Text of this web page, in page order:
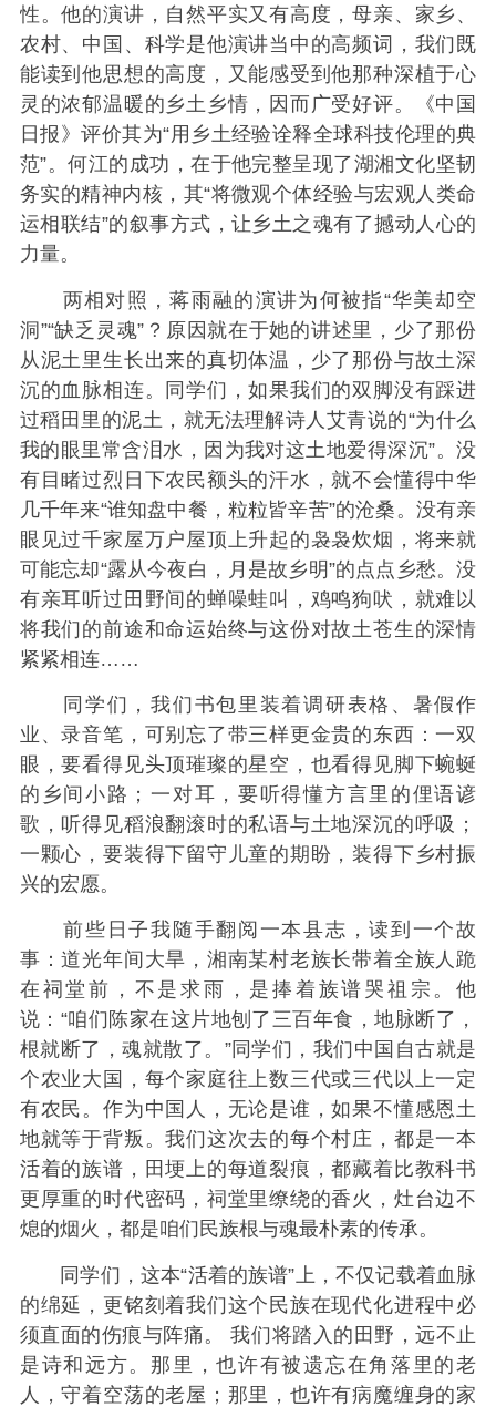
性。他的演讲，自然平实又有高度，母亲、家乡、
农村、中国、科学是他演讲当中的高频词，我们既
能读到他思想的高度，又能感受到他那种深植于心
灵的浓郁温暖的乡土乡情，因而广受好评。《中国
日报》评价其为“用乡土经验诠释全球科技伦理的典
范”。何江的成功，在于他完整呈现了湖湘文化坚韧
务实的精神内核，其“将微观个体经验与宏观人类命
运相联结”的叙事方式，让乡土之魂有了撼动人心的
力量。
两相对照，蒋雨融的演讲为何被指“华美却空
洞”“缺乏灵魂”？原因就在于她的讲述里，少了那份
从泥土里生长出来的真切体温，少了那份与故土深
沉的血脉相连。同学们，如果我们的双脚没有踩进
过稻田里的泥土，就无法理解诗人艾青说的“为什么
我的眼里常含泪水，因为我对这土地爱得深沉”。没
有目睹过烈日下农民额头的汗水，就不会懂得中华
几千年来“谁知盘中餐，粒粒皆辛苦”的沧桑。没有亲
眼见过千家屋万户屋顶上升起的袅袅炊烟，将来就
可能忘却“露从今夜白，月是故乡明”的点点乡愁。没
有亲耳听过田野间的蝉噪蛙叫，鸡鸣狗吠，就难以
将我们的前途和命运始终与这份对故土苍生的深情
紧紧相连……
同学们，我们书包里装着调研表格、暑假作
业、录音笔，可别忘了带三样更金贵的东西：一双
眼，要看得见头顶璀璨的星空，也看得见脚下蜿蜒
的乡间小路；一对耳，要听得懂方言里的俚语谚
歌，听得见稻浪翻滚时的私语与土地深沉的呼吸；
一颗心，要装得下留守儿童的期盼，装得下乡村振
兴的宏愿。
前些日子我随手翻阅一本县志，读到一个故
事：道光年间大旱，湘南某村老族长带着全族人跪
在祠堂前，不是求雨，是捧着族谱哭祖宗。他
说：“咱们陈家在这片地刨了三百年食，地脉断了，
根就断了，魂就散了。”同学们，我们中国自古就是
个农业大国，每个家庭往上数三代或三代以上一定
有农民。作为中国人，无论是谁，如果不懂感恩土
地就等于背叛。我们这次去的每个村庄，都是一本
活着的族谱，田埂上的每道裂痕，都藏着比教科书
更厚重的时代密码，祠堂里缭绕的香火，灶台边不
熄的烟火，都是咱们民族根与魂最朴素的传承。
同学们，这本“活着的族谱”上，不仅记载着血脉
的绵延，更铭刻着我们这个民族在现代化进程中必
须直面的伤痕与阵痛。 我们将踏入的田野，远不止
是诗和远方。那里，也许有被遗忘在角落里的老
人，守着空荡的老屋；那里，也许有病魔缠身的家